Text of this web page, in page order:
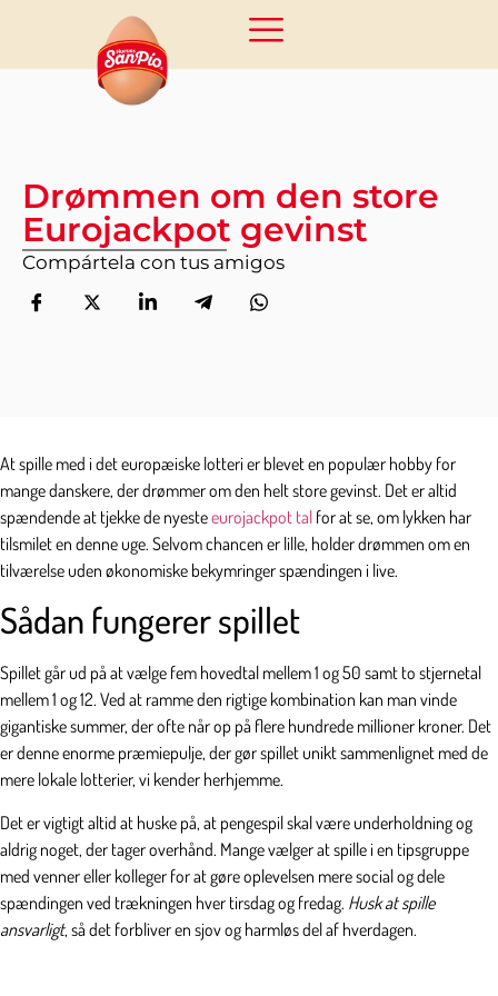
Drømmen om den store
Eurojackpot gevinst
Compártela con tus amigos
At spille med i det europæiske lotteri er blevet en populær hobby for
mange danskere, der drømmer om den helt store gevinst. Det er altid
spændende at tjekke de nyesteeurojackpot tal for at se, om lykken har
tilsmilet en denne uge. Selvom chancen er lille, holder drømmen om en
tilværelse uden økonomiske bekymringer spændingen i live.
Sådan fungerer spillet
Spillet går ud på at vælge fem hovedtal mellem 1 og 50 samt to stjernetal
mellem 1 og 12. Ved at ramme den rigtige kombination kan man vinde
gigantiske summer, der ofte når op på flere hundrede millioner kroner. Det
er denne enorme præmiepulje, der gør spillet unikt sammenlignet med de
mere lokale lotterier, vi kender herhjemme.
Det er vigtigt altid at huske på, at pengespil skal være underholdning og
aldrig noget, der tager overhånd. Mange vælger at spille i en tipsgruppe
med venner eller kolleger for at gøre oplevelsen mere social og dele
spændingen ved trækningen hver tirsdag og fredag. Husk at spille
ansvarligt, så det forbliver en sjov og harmløs del af hverdagen.